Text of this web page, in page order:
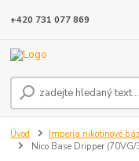
+420 731 077 869
Úvod Imperia nikotinové
Nico Base Dripper